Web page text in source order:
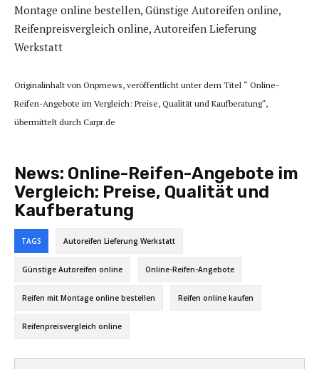
Montage online bestellen, Günstige Autoreifen online,
Reifenpreisvergleich online, Autoreifen Lieferung
Werkstatt
Originalinhalt von Onprnews, veröffentlicht unter dem Titel “ Online-
Reifen-Angebote im Vergleich: Preise, Qualität und Kaufberatung“,
übermittelt durch Carpr.de
News: Online-Reifen-Angebote im
Vergleich: Preise, Qualität und
Kaufberatung
TAGS Autoreifen Lieferung Werkstatt
Günstige Autoreifen online Online-Reifen-Angebote
Reifen mit Montage online bestellen Reifen online kaufen
Reifenpreisvergleich online